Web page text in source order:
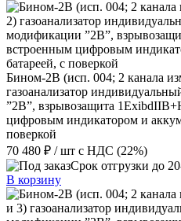
Бином-2В (исп. 004; 2 канала
газоанализатор
”2В”, взрывозащита
цифровым индикатором и
поверкой
70 480 ₽ / шт с НДС (22%)
Срок отгрузки до
В корзину